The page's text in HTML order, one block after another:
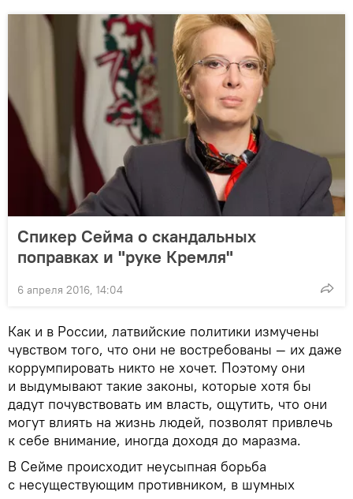
Спикер Сейма о скандальных
поправках и "руке Кремля"
6 апреля 2016, 14:04
Как и в России, латвийские политики измучены
чувством того, что они не востребованы — их даже
коррумпировать никто не хочет. Поэтому они
и выдумывают такие законы, которые хотя бы
дадут почувствовать им власть, ощутить, что они
могут влиять на жизнь людей, позволят привлечь
к себе внимание, иногда доходя до маразма.
В Сейме происходит неусыпная борьба
с несуществующим противником, в шумных